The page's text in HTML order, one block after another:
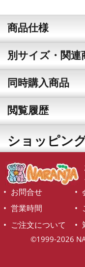
商品仕様
別サイズ・関連
同時購入商品
閲覧履歴
ショッピン
お問合せ
営業時間
ご注文について
©1999-2026